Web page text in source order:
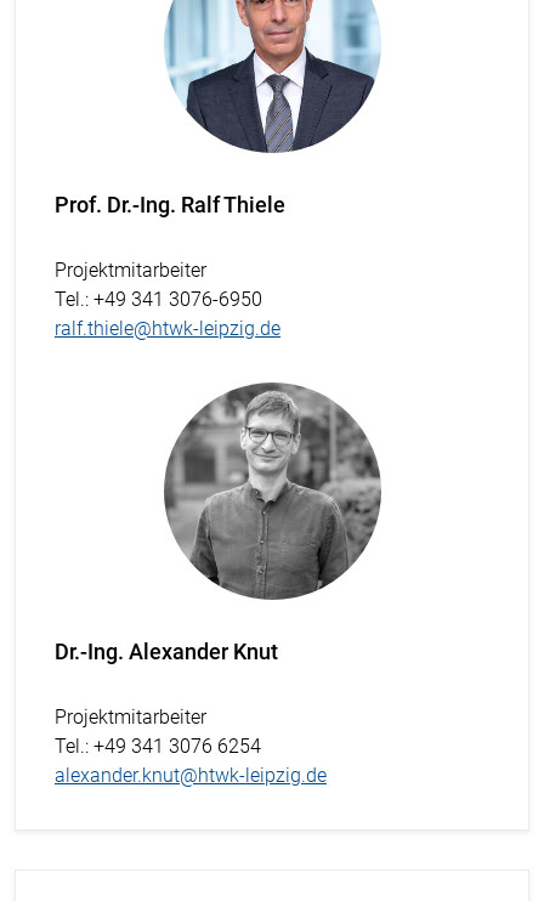
Prof. Dr.-Ing. Ralf Thiele
Projektmitarbeiter
Tel.: +49 341 3076-6950
ralf.thiele@htwk-leipzig.de
Dr.-Ing. Alexander Knut
Projektmitarbeiter
Tel.: +49 341 3076 6254
alexander.knut@htwk-leipzig.de